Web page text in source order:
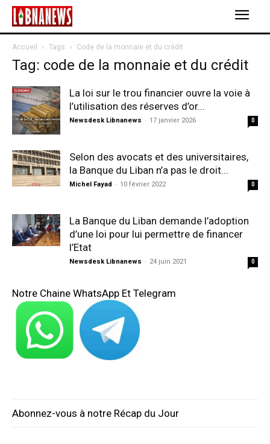
Accueil Tags Code de la monnaie et du crédit
Tag: code de la monnaie et du crédit
La loi sur le trou financier ouvre la voie à
l’utilisation des réserves d’or...
Newsdesk Libnanews - 17 janvier 2026 0
Selon des avocats et des universitaires,
la Banque du Liban n’a pas le droit...
Michel Fayad - 10 février 2022 0
La Banque du Liban demande l’adoption
d’une loi pour lui permettre de financer
l’Etat
Newsdesk Libnanews - 24 juin 2021 0
Notre Chaine WhatsApp Et Telegram
Abonnez-vous à notre Récap du Jour